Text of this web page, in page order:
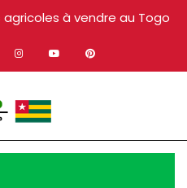
à vendre au Togo